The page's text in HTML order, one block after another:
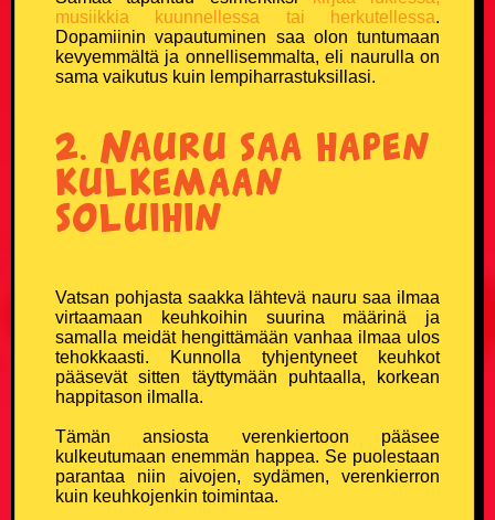
Mitä eroa? -vitsit
Mitä yhteistä? -vitsit
Niilo22 vitsit
Parisuhdevitsit
Pikku-Kalle vitsit
Poliisivitsit
Politiikkavitsit
Pottukoira vitsit
musiikkia kuunnellessa tai herkutellessa.
Dopamiinin vapautuminen saa olon tuntumaan
kevyemmältä ja onnellisemmalta, eli naurulla on
sama vaikutus kuin lempiharrastuksillasi.
2. Nauru saa hapen
kulkemaan
soluihin
Vatsan pohjasta saakka lähtevä nauru saa ilmaa
virtaamaan keuhkoihin suurina määrinä ja
samalla meidät hengittämään vanhaa ilmaa ulos
tehokkaasti. Kunnolla tyhjentyneet keuhkot
pääsevät sitten täyttymään puhtaalla, korkean
happitason ilmalla.
Tämän ansiosta verenkiertoon pääsee
kulkeutumaan enemmän happea. Se puolestaan
parantaa niin aivojen, sydämen, verenkierron
kuin keuhkojenkin toimintaa.